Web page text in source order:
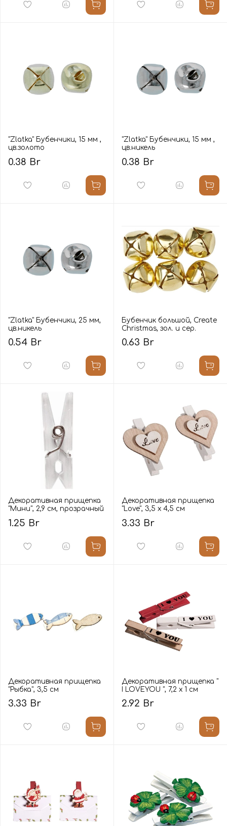
"Zlatka" Бубенчики, 15 мм ,
цв.золото
0.38 Br
"Zlatka" Бубенчики, 15 мм ,
цв.никель
0.38 Br
"Zlatka" Бубенчики, 25 мм,
цв.никель
0.54 Br
Бубенчик большой, Create
Christmas, зол. и сер.
0.63 Br
Декоративная прищепка
"Мини", 2,9 см, прозрачный
1.25 Br
Декоративная прищепка
"Love", 3,5 х 4,5 см
3.33 Br
Декоративная прищепка
"Рыбка", 3,5 см
3.33 Br
Декоративная прищепка "
I LOVEYOU ", 7,2 x 1 cм
2.92 Br